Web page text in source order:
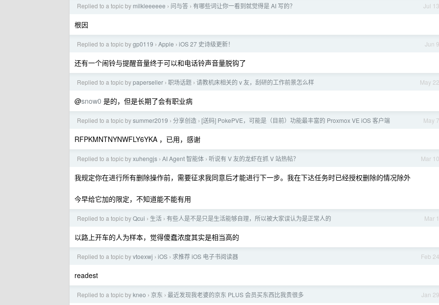
Jul 13
Replied to a topic by milkleeeeee › 问与答 › 有哪些词让你一看到就觉得是 AI 写的？
根因
Jun 9
Replied to a topic bygp0119 › Apple › iOS 27 史诗级更新！
还有一个闹铃与提醒音量终于可以和电话铃声音量脱钩了
May 22
Replied to a topic bypaperseller › 职场话题 › 请教机床相关的 v 友，刮研的工作前景怎么样
@snow0 是的，但是长期了会有职业病
May 7
Replied to a topic bysummer2019 › 分享创造 › [送码] PokePVE，可能是（目前）功能最丰富的 Proxmox VE iOS 客户端
RFPKMNTNYNWFLY6YKA ，已用，感谢
Mar 10
Replied to a topic byxuhengjs › AI Agent 智能体 › 听说有 V 友的龙虾在抓 V 站热帖？
我规定你在进行所有删除操作前，需要征求我同意后才能进行下一步。我在下达任务时已经授权删除的情况除外
今早给它加的限定，不知道能不能有用
Mar 1
Replied to a topic byQcui › 生活 › 有些人是不是只是生活能够自理，所以被大家误认为是正常人的
以路上开车的人为样本，觉得傻蠢浓度其实是相当高的
Feb 24
Replied to a topic byvtoexwj › iOS › 求推荐 iOS 电子书阅读器
readest
Jan 29
Replied to a topic bykneo › 京东 › 最近发现我老婆的京东 PLUS 会员买东西比我贵很多